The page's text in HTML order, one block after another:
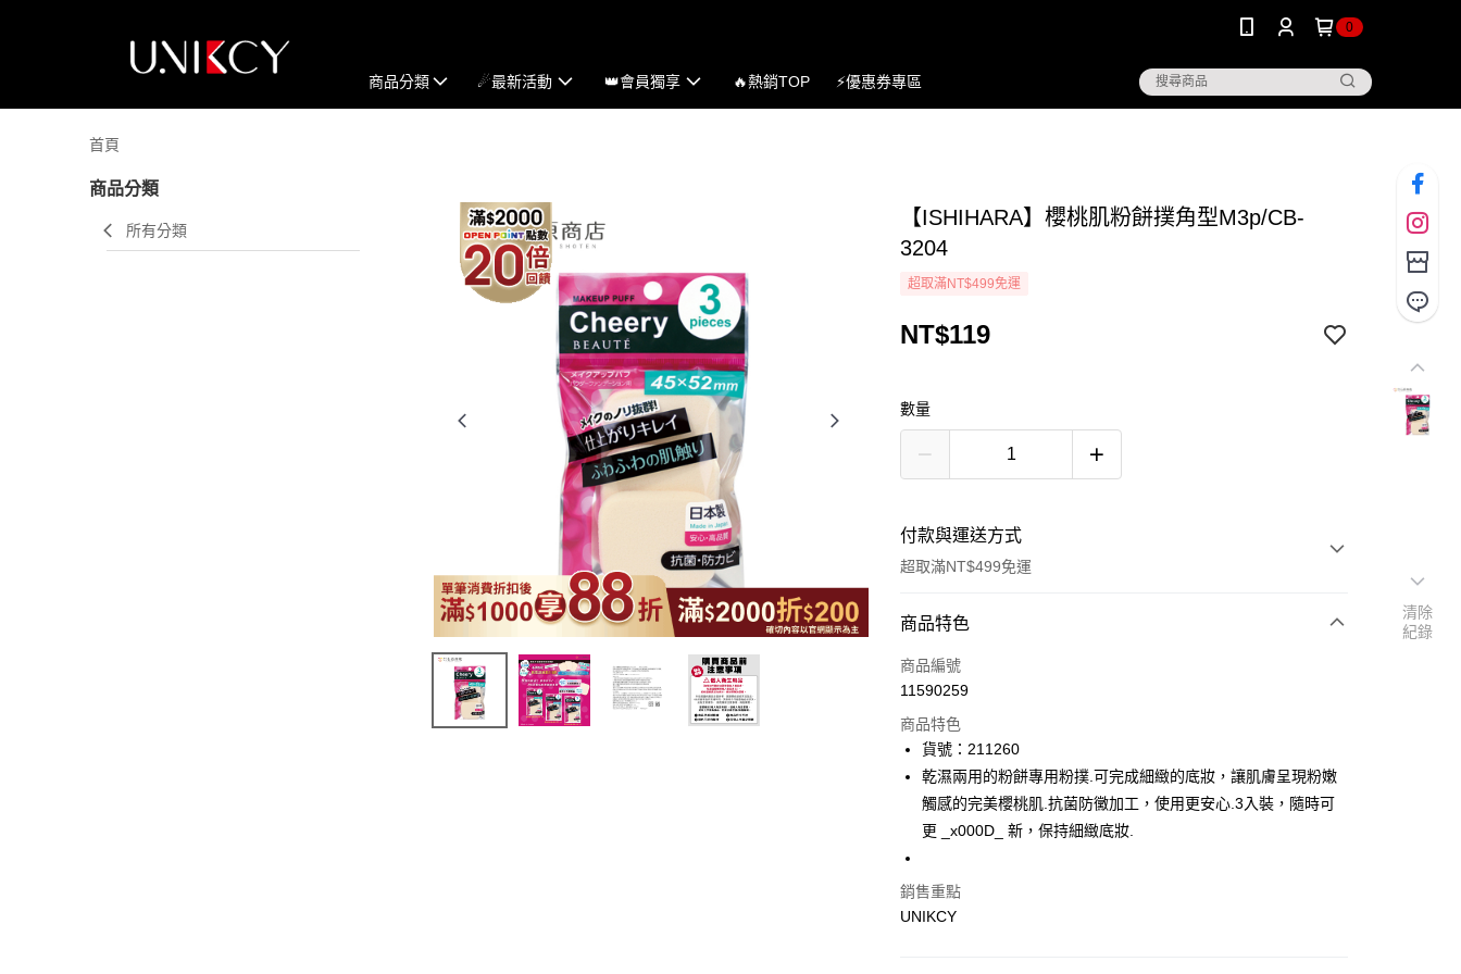
0
商品分類 ☄最新活動 👑會員獨享 🔥熱銷TOP ⚡優惠券專區
首頁
商品分類
所有分類
【ISHIHARA】櫻桃肌粉餅撲角型M3p/CB-
3204
超取滿NT$499免運
NT$119
數量
付款與運送方式
超取滿NT$499免運
付款方式
icash Pay
超商取貨付款
LINE Pay
Apple Pay
街口支付
悠遊付
商品特色
商品編號
11590259
商品特色
貨號：211260
乾濕兩用的粉餅專用粉撲.可完成細緻的底妝，讓肌膚呈現粉嫩
觸感的完美櫻桃肌.抗菌防黴加工，使用更安心.3入裝，隨時可
更 _x000D_ 新，保持細緻底妝.
銷售重點
UNIKCY
清除
紀錄